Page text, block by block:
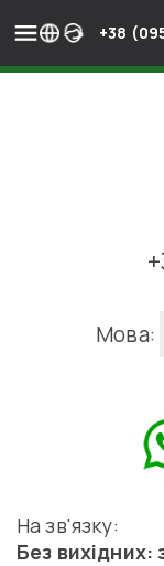
+38
Мова:
На зв'язку:
Без